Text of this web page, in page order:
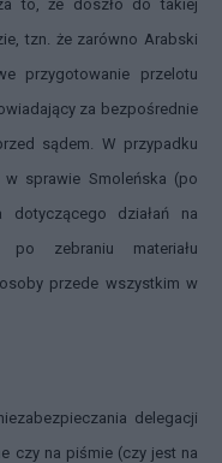
to, że doszło do takiej
tzn. że zarówno Arabski
przygotowanie przelotu
za bezpośrednie
sądem. W przypadku
sprawie Smoleńska (po
dotyczącego działań na
zebraniu materiału
przede wszystkim w
delegacji
czy na piśmie (czy jest na